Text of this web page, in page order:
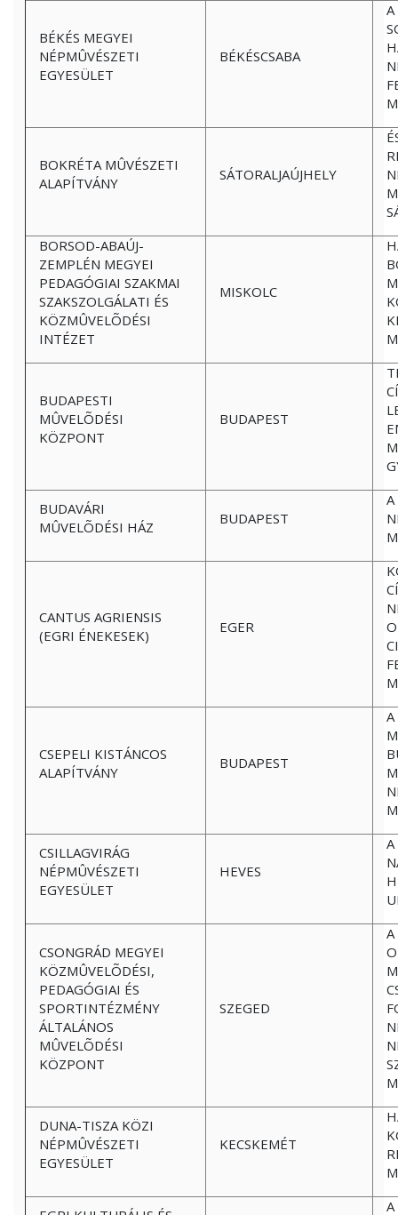
BÉKÉS MEGYEI
NÉPMÛVÉSZETI
EGYESÜLET
BÉKÉSCSABA
A
BOKRÉTA MÛVÉSZETI
ALAPÍTVÁNY
SÁTORALJAÚJHELY
BORSOD-ABAÚJ-
ZEMPLÉN MEGYEI
PEDAGÓGIAI SZAKMAI
SZAKSZOLGÁLATI ÉS
KÖZMÛVELÕDÉSI
INTÉZET
MISKOLC
BUDAPESTI
MÛVELÕDÉSI
KÖZPONT
BUDAPEST
BUDAVÁRI
MÛVELÕDÉSI HÁZ
BUDAPEST
CANTUS AGRIENSIS
(EGRI ÉNEKESEK)
EGER
CSEPELI KISTÁNCOS
ALAPÍTVÁNY
BUDAPEST
A
CSILLAGVIRÁG
NÉPMÛVÉSZETI
EGYESÜLET
HEVES
CSONGRÁD MEGYEI
KÖZMÛVELÕDÉSI,
PEDAGÓGIAI ÉS
SPORTINTÉZMÉNY
ÁLTALÁNOS
MÛVELÕDÉSI
KÖZPONT
SZEGED
A
DUNA-TISZA KÖZI
NÉPMÛVÉSZETI
EGYESÜLET
KECSKEMÉT
A